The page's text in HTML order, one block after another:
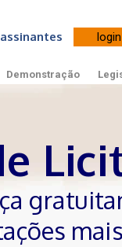
Demonstração